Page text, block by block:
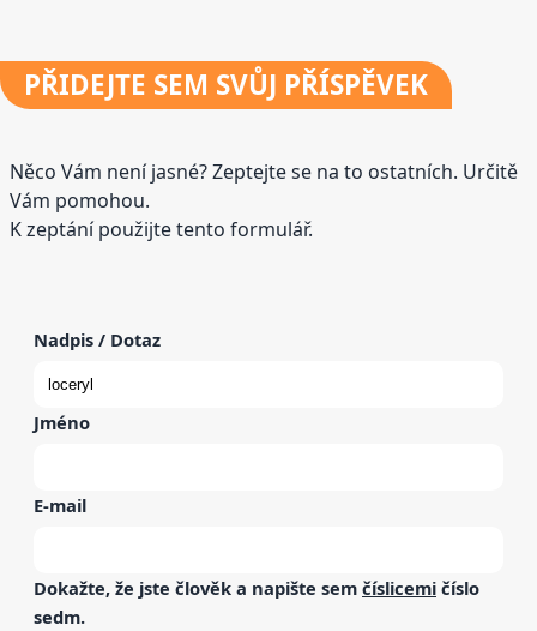
PŘIDEJTE SEM SVŮJ PŘÍSPĚVEK
Něco Vám není jasné? Zeptejte se na to ostatních. Určitě
Vám pomohou.
K zeptání použijte tento formulář.
Nadpis / Dotaz
Jméno
E-mail
Dokažte, že jste člověk a napište sem číslicemi číslo
sedm.